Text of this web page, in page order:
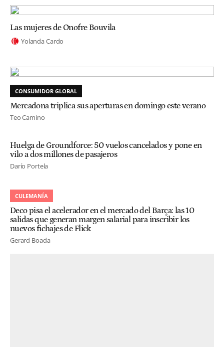
Las mujeres de Onofre Bouvila
Yolanda Cardo
CONSUMIDOR GLOBAL
Mercadona triplica sus aperturas en domingo este verano
Teo Camino
Huelga de Groundforce: 50 vuelos cancelados y pone en
vilo a dos millones de pasajeros
Darío Portela
CULEMANÍA
Deco pisa el acelerador en el mercado del Barça: las 10
salidas que generan margen salarial para inscribir los
nuevos fichajes de Flick
Gerard Boada